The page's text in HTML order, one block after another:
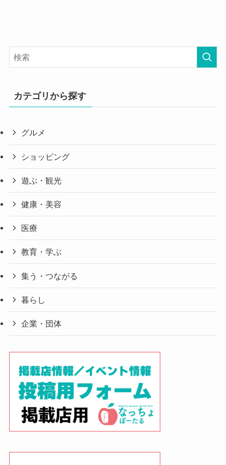
カテゴリから探す
グルメ
ショッピング
遊ぶ・観光
健康・美容
医療
教育・学ぶ
集う・つながる
暮らし
企業・団体